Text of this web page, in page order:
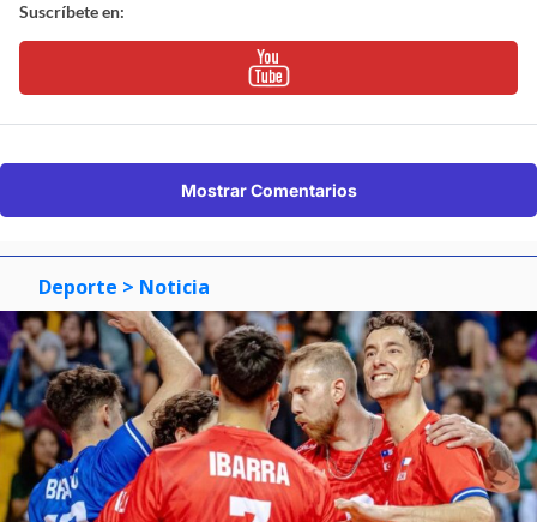
Suscríbete en:
Mostrar Comentarios
Deporte > Noticia